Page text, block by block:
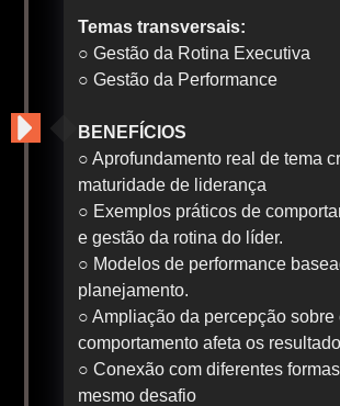
Temas transversais:
○ Gestão da Rotina Executiva
○ Gestão da Performance
BENEFÍCIOS
○ Aprofundamento real de tema
maturidade de liderança
○ Exemplos práticos de
e gestão da rotina do líder.
○ Modelos de performance
planejamento.
○ Ampliação da percepção sobre
comportamento afeta os
○ Conexão com diferentes
mesmo desafio